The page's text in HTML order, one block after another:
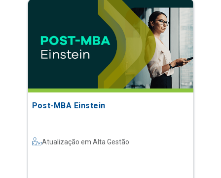
Post-MBA Einstein
Atualização em Alta Gestão